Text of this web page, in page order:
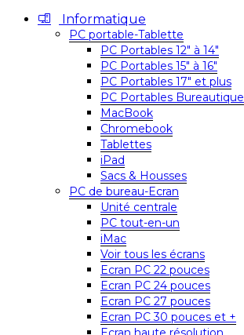
Informatique
PC portable-Tablette
PC Portables 12″ à 14″
PC Portables 15″ à 16″
PC Portables 17″ et plus
PC Portables Bureautique
MacBook
Chromebook
Tablettes
iPad
Sacs & Housses
PC de bureau-Ecran
Unité centrale
PC tout-en-un
iMac
Voir tous les écrans
Ecran PC 22 pouces
Ecran PC 24 pouces
Ecran PC 27 pouces
Ecran PC 30 pouces et +